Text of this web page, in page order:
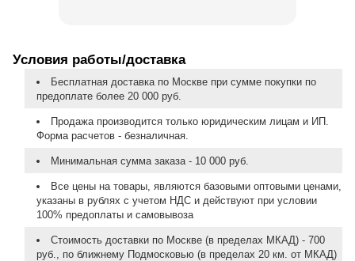
Условия работы/доставка
Бесплатная доставка по Москве при сумме покупки по
предоплате более 20 000 руб.
Продажа производится только юридическим лицам и ИП.
Форма расчетов - безналичная.
Минимальная сумма заказа - 10 000 руб.
Все цены на товары, являются базовыми оптовыми ценами,
указаны в рублях с учетом НДС и действуют при условии
100% предоплаты и самовывоза
Стоимость доставки по Москве (в пределах МКАД) - 700
руб., по ближнему Подмосковью (в пределах 20 км. от МКАД)